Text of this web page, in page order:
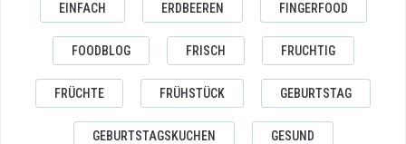
EINFACH ERDBEEREN FINGERFOOD
FOODBLOG FRISCH FRUCHTIG
FRÜCHTE FRÜHSTÜCK GEBURTSTAG
GEBURTSTAGSKUCHEN GESUND